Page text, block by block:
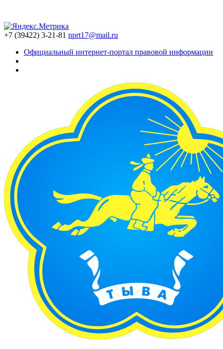
+7 (39422) 3-21-81 nprt17@mail.ru
Официальный интернет-портал правовой информации